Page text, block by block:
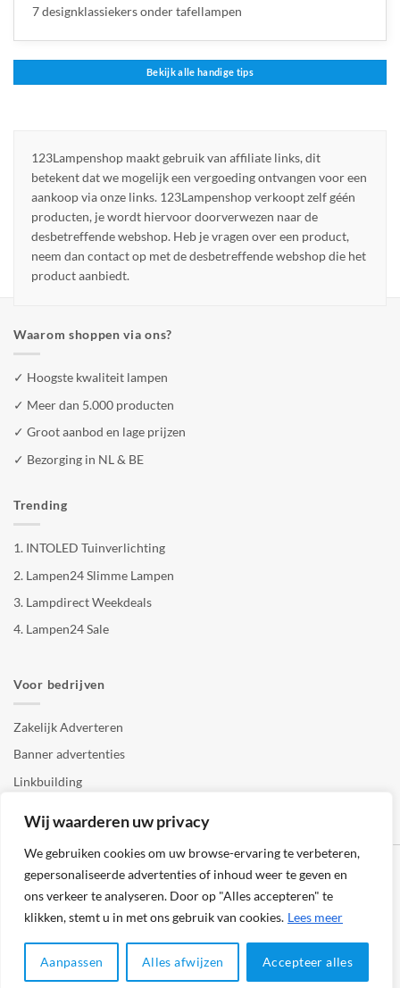
Wij waarderen uw privacy
We gebruiken cookies om uw browse-ervaring te verbeteren,
gepersonaliseerde advertenties of inhoud weer te geven en
ons verkeer te analyseren. Door op "Alles accepteren" te
klikken, stemt u in met ons gebruik van cookies. Lees meer
Aanpassen Alles afwijzen Accepteer alles
7 designklassiekers onder tafellampen
Bekijk alle handige tips
123Lampenshop maakt gebruik van affiliate links, dit
betekent dat we mogelijk een vergoeding ontvangen voor een
aankoop via onze links. 123Lampenshop verkoopt zelf géén
producten, je wordt hiervoor doorverwezen naar de
desbetreffende webshop. Heb je vragen over een product,
neem dan contact op met de desbetreffende webshop die het
product aanbiedt.
Waarom shoppen via ons?
✓ Hoogste kwaliteit lampen
✓ Meer dan 5.000 producten
✓ Groot aanbod en lage prijzen
✓ Bezorging in NL & BE
Trending
1. INTOLED Tuinverlichting
2. Lampen24 Slimme Lampen
3. Lampdirect Weekdeals
4. Lampen24 Sale
Voor bedrijven
Zakelijk Adverteren
Banner advertenties
Linkbuilding
© 2026 -123Lampenshop